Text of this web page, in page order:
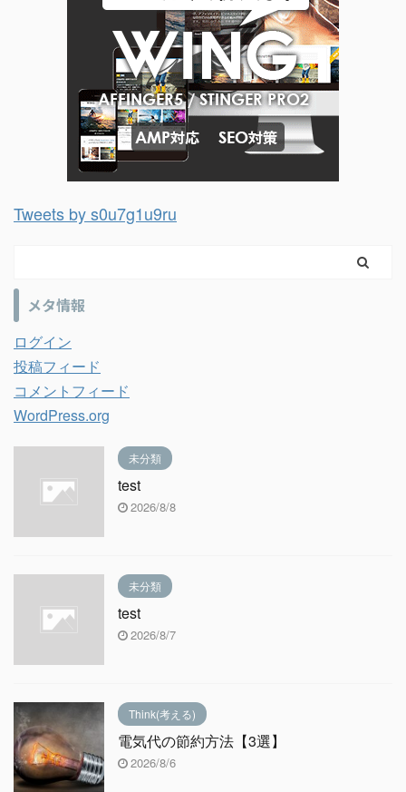
Tweets by s0u7g1u9ru
メタ情報
ログイン
投稿フィード
コメントフィード
WordPress.org
未分類
test
2026/8/8
未分類
test
2026/8/7
Think(考える)
電気代の節約方法【3選】
2026/8/6